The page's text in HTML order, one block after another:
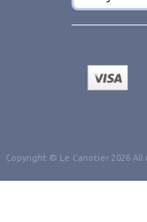
mail
*
Copyright © Le Canotier 2026 All